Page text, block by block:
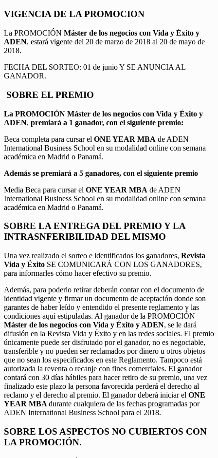
VIGENCIA DE LA PROMOCION
La PROMOCIÓN Máster de los negocios con Vida y Éxito y
ADEN, estará vigente del 20 de marzo de 2018 al 20 de mayo de
2018.
FECHA DEL SORTEO: 01 de junio Y SE ANUNCIA AL
GANADOR.
SOBRE EL PREMIO
La PROMOCIÓN Máster de los negocios con Vida y Éxito y
ADEN, premiará a 1 ganador, con el siguiente premio:
Beca completa para cursar el ONE YEAR MBA de ADEN
International Business School en su modalidad online con semana
académica en Madrid o Panamá.
Además se premiará a 5 ganadores, con el siguiente premio
Media Beca para cursar el ONE YEAR MBA de ADEN
International Business School en su modalidad online con semana
académica en Madrid o Panamá.
SOBRE LA ENTREGA DEL PREMIO Y LA
INTRASNFERIBILIDAD DEL MISMO
Una vez realizado el sorteo e identificados los ganadores, Revista
Vida y Éxito SE COMUNICARÁ CON LOS GANADORES,
para informarles cómo hacer efectivo su premio.
Además, para poderlo retirar deberán contar con el documento de
identidad vigente y firmar un documento de aceptación donde son
garantes de haber leído y entendido el presente reglamento y las
condiciones aquí estipuladas. Al ganador de la PROMOCIÓN
Máster de los negocios con Vida y Éxito y ADEN, se le dará
difusión en la Revista Vida y Éxito y en las redes sociales. El premio
únicamente puede ser disfrutado por el ganador, no es negociable,
transferible y no pueden ser reclamados por dinero u otros objetos
que no sean los especificados en este Reglamento. Tampoco está
autorizada la reventa o recanje con fines comerciales. El ganador
contará con 30 días hábiles para hacer retiro de su premio, una vez
finalizado este plazo la persona favorecida perderá el derecho al
reclamo y el derecho al premio. El ganador deberá iniciar el ONE
YEAR MBA durante cualquiera de las fechas programadas por
ADEN International Business School para el 2018.
SOBRE LOS ASPECTOS NO CUBIERTOS CON
LA PROMOCIÓN.